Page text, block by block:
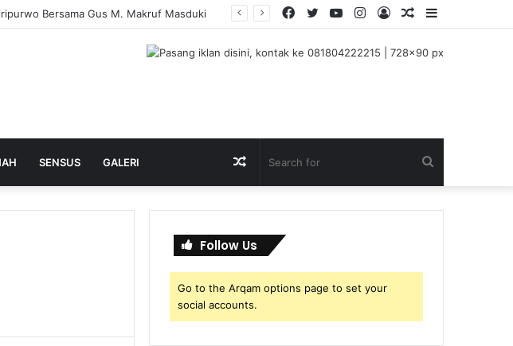
Bersama Gus M. Makruf Masduki
Random
Log
Instagram
YouTube
Twitter
Facebook
SENSUS GALERI
for
Random
Article
Follow Us
Go to the Arqam options page to set your
social accounts.